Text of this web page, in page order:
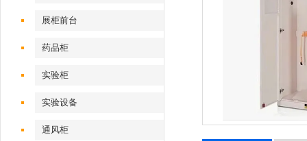
展柜前台
药品柜
实验柜
实验设备
通风柜